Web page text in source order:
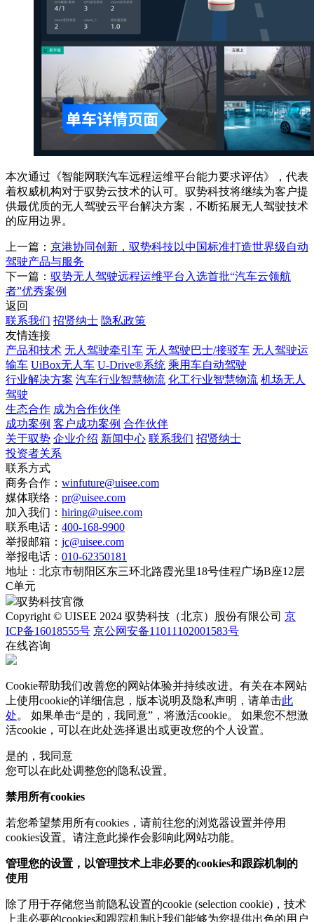
本次通过《智能网联汽车远程运维平台能力要求评估》，代表
着权威机构对于驭势云技术的认可。驭势科技将继续为客户提
供最优质的无人驾驶云平台解决方案，不断拓展无人驾驶技术
的应用边界。
上一篇： 京港协同创新，驭势科技以中国标准打造世界级自动
驾驶产品与服务
下一篇： 驭势无人驾驶远程运维平台入选首批“汽车云领航
者”优秀案例
返回
联系我们 招贤纳士 隐私政策
友情连接
产品和技术 无人驾驶牵引车 无人驾驶巴士/接驳车 无人驾驶运
输车 UiBox无人车 U-Drive®系统 乘用车自动驾驶
行业解决方案 汽车行业智慧物流 化工行业智慧物流 机场无人
驾驶
生态合作 成为合作伙伴
成功案例 客户成功案例 合作伙伴
关于驭势 企业介绍 新闻中心 联系我们 招贤纳士
投资者关系
联系方式
商务合作： winfuture@uisee.com
媒体联络： pr@uisee.com
加入我们： hiring@uisee.com
联系电话： 400-168-9900
举报邮箱： jc@uisee.com
举报电话： 010-62350181
地址： 北京市朝阳区东三环北路霞光里18号佳程广场B座12层
C单元
驭势科技官微
Copyright © UISEE 2024 驭势科技（北京）股份有限公司 京
ICP备16018555号 京公网安备11011102001583号
在线咨询
Cookie帮助我们改善您的网站体验并持续改进。有关在本网站
上使用cookie的详细信息，版本说明及隐私声明，请单击此
处。 如果单击“是的，我同意”，将激活cookie。 如果您不想激
活cookie，可以在此处选择退出或更改您的个人设置。
是的，我同意
您可以在此处调整您的隐私设置。
禁用所有cookies
若您希望禁用所有cookies，请前往您的浏览器设置并停用
cookies设置。请注意此操作会影响此网站功能。
管理您的设置，以管理技术上非必要的cookies和跟踪机制的
使用
除了用于存储您当前隐私设置的cookie (selection cookie)，技术
上非必要的cookies和跟踪机制让我们能够为您提供出色的用户